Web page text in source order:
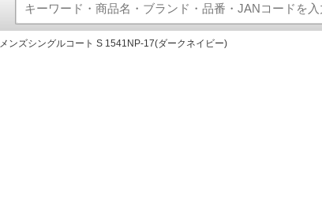
メンズシングルコート S 1541NP-17(ダークネイビー)